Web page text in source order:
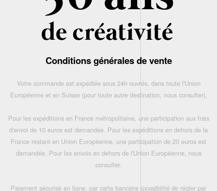
Conditions générales de vente
Votre commande est expédiée sous 24h ouvrés, dans toute l'Union
Européenne et en Suisse (pour toute autre destination, nous consulter),
Pour les expéditions en France métropolitaine, une participation aux frais
d'envoi de 10 euros est demandée. Pour les expéditions en dehors de la
France restant en Union Européenne, une participation de 20 euros est
demandée. Pour les envois en dehors de l'Union Européenne, nous
consulter.
Paiement sécurisé en ligne, par carte bancaire (possibilité de régler par